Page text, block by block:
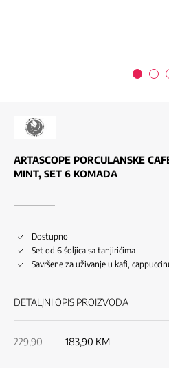
ARTASCOPE PORCULANSKE
MINT, SET 6 KOMADA
Dostupno
Set od 6 šoljica sa tanjirićima
Savršene za uživanje u kafi,
DETALJNI OPIS PROIZVODA
229,90 183,90 KM